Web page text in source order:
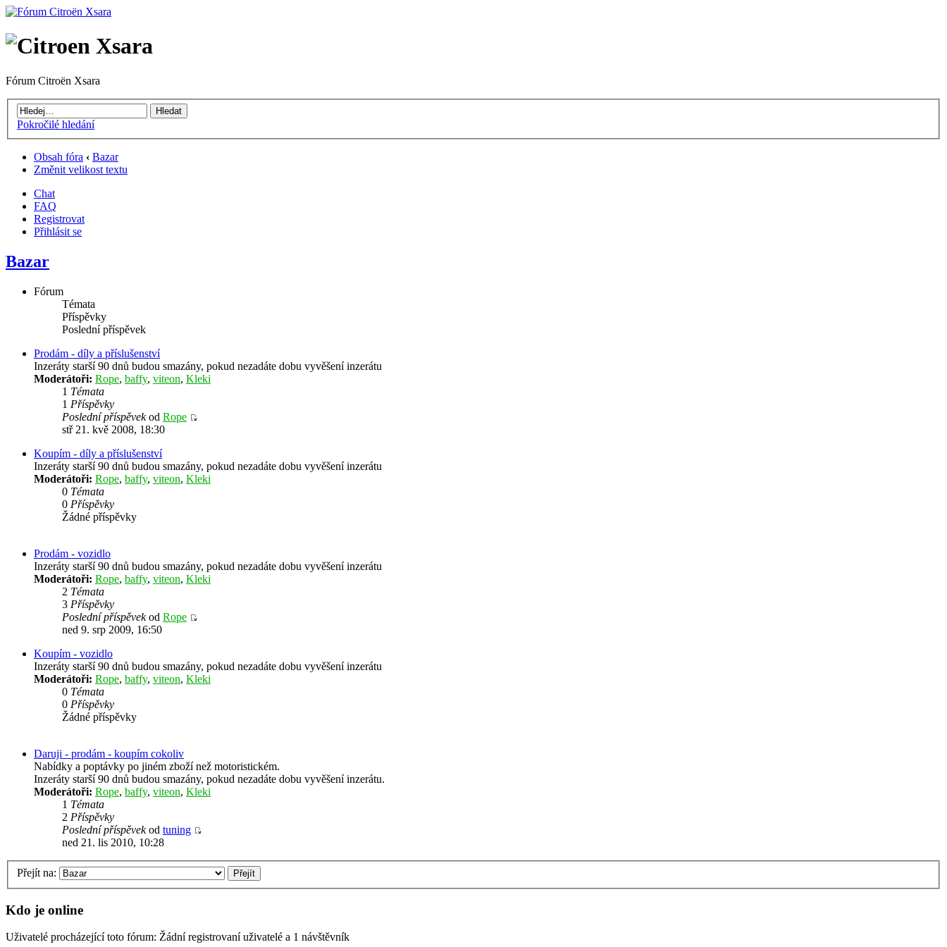
Fórum Citroën Xsara
Pokročilé hledání
Obsah fóra ‹ Bazar
Změnit velikost textu
Chat
FAQ
Registrovat
Přihlásit se
Bazar
Fórum
Témata
Příspěvky
Poslední příspěvek
Prodám - díly a příslušenství
Inzeráty starší 90 dnů budou smazány, pokud nezadáte dobu vyvěšení inzerátu
Moderátoři: Rope, baffy, viteon, Kleki
1 Témata
1 Příspěvky
Poslední příspěvekod Rope
stř 21. kvě 2008, 18:30
Koupím - díly a příslušenství
Inzeráty starší 90 dnů budou smazány, pokud nezadáte dobu vyvěšení inzerátu
Moderátoři: Rope, baffy, viteon, Kleki
0 Témata
0 Příspěvky
Žádné příspěvky
Prodám - vozidlo
Inzeráty starší 90 dnů budou smazány, pokud nezadáte dobu vyvěšení inzerátu
Moderátoři: Rope, baffy, viteon, Kleki
2 Témata
3 Příspěvky
Poslední příspěvekod Rope
ned 9. srp 2009, 16:50
Koupím - vozidlo
Inzeráty starší 90 dnů budou smazány, pokud nezadáte dobu vyvěšení inzerátu
Moderátoři: Rope, baffy, viteon, Kleki
0 Témata
0 Příspěvky
Žádné příspěvky
Daruji - prodám - koupím cokoliv
Nabídky a poptávky po jiném zboží než motoristickém.
Inzeráty starší 90 dnů budou smazány, pokud nezadáte dobu vyvěšení inzerátu.
Moderátoři: Rope, baffy, viteon, Kleki
1 Témata
2 Příspěvky
Poslední příspěvekod tuning
ned 21. lis 2010, 10:28
Přejít na:
Kdo je online
Uživatelé procházející toto fórum: Žádní registrovaní uživatelé a 1 návštěvník